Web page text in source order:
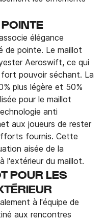
élégance
pointe. Le maillot
Aeroswift, ce qui
pouvoir séchant. La
plus légère et 50%
pour le maillot
anti
aux joueurs de rester
fournis. Cette
aisée de la
l'extérieur du maillot.
POUR LES
à l'équipe de
aux rencontres